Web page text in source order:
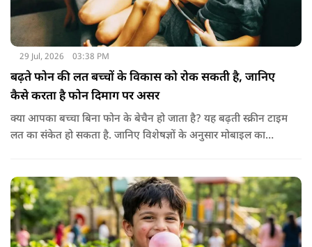
29 Jul, 2026 03:38 PM
बढ़ते फोन की लत बच्चों के विकास को रोक सकती है, जानिए
कैसे करता है फोन दिमाग पर असर
क्या आपका बच्चा बिना फोन के बेचैन हो जाता है? यह बढ़ती स्क्रीन टाइम
लत का संकेत हो सकता है. जानिए विशेषज्ञों के अनुसार मोबाइल का